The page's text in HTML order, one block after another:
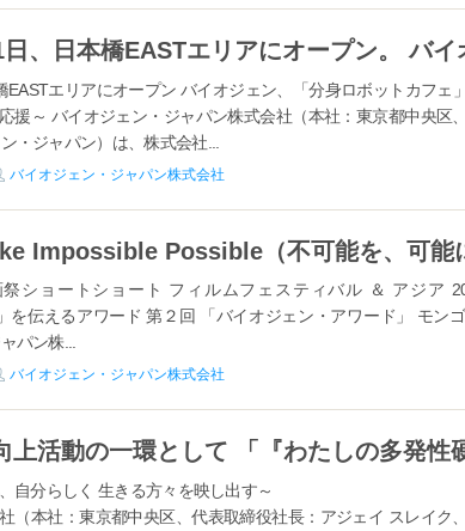
EASTエリアにオープン バイオジェン、「分身ロボットカフェ
援～ バイオジェン・ジャパン株式会社（本社：東京都中央区
・ジャパン）は、株式会社...
バイオジェン・ジャパン株式会社
ショートショート フィルムフェスティバル ＆ アジア
を伝えるアワード 第２回 「バイオジェン・アワード」 モン
パン株...
バイオジェン・ジャパン株式会社
自分らしく 生きる方々を映し出す～
（本社：東京都中央区、代表取締役社長：アジェイ スレイク